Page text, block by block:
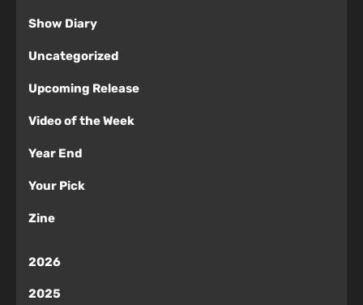
Show Diary
Uncategorized
Upcoming Release
Video of the Week
Year End
Your Pick
Zine
2026
2025